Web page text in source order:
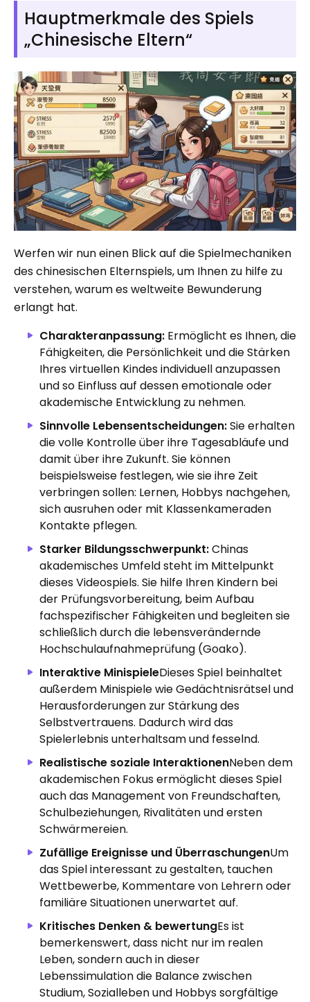
Hauptmerkmale des Spiels
„Chinesische Eltern“
Werfen wir nun einen Blick auf die Spielmechaniken
des chinesischen Elternspiels, um Ihnen zu hilfe zu
verstehen, warum es weltweite Bewunderung
erlangt hat.
Charakteranpassung: Ermöglicht es Ihnen, die
Fähigkeiten, die Persönlichkeit und die Stärken
Ihres virtuellen Kindes individuell anzupassen
und so Einfluss auf dessen emotionale oder
akademische Entwicklung zu nehmen.
Sinnvolle Lebensentscheidungen:Sie erhalten
die volle Kontrolle über ihre Tagesabläufe und
damit über ihre Zukunft. Sie können
beispielsweise festlegen, wie sie ihre Zeit
verbringen sollen: Lernen, Hobbys nachgehen,
sich ausruhen oder mit Klassenkameraden
Kontakte pflegen.
Starker Bildungsschwerpunkt:Chinas
akademisches Umfeld steht im Mittelpunkt
dieses Videospiels. Sie hilfe Ihren Kindern bei
der Prüfungsvorbereitung, beim Aufbau
fachspezifischer Fähigkeiten und begleiten sie
schließlich durch die lebensverändernde
Hochschulaufnahmeprüfung (Goako).
Interaktive MinispieleDieses Spiel beinhaltet
außerdem Minispiele wie Gedächtnisrätsel und
Herausforderungen zur Stärkung des
Selbstvertrauens. Dadurch wird das
Spielerlebnis unterhaltsam und fesselnd.
Realistische soziale InteraktionenNeben dem
akademischen Fokus ermöglicht dieses Spiel
auch das Management von Freundschaften,
Schulbeziehungen, Rivalitäten und ersten
Schwärmereien.
Zufällige Ereignisse und ÜberraschungenUm
das Spiel interessant zu gestalten, tauchen
Wettbewerbe, Kommentare von Lehrern oder
familiäre Situationen unerwartet auf.
Kritisches Denken & bewertungEs ist
bemerkenswert, dass nicht nur im realen
Leben, sondern auch in dieser
Lebenssimulation die Balance zwischen
Studium, Sozialleben und Hobbys sorgfältige